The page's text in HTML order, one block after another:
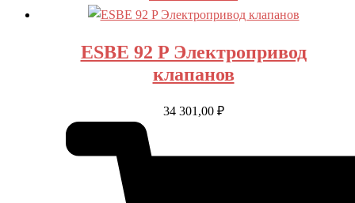
ESBE 92 P Электропривод
клапанов
34 301,00 ₽